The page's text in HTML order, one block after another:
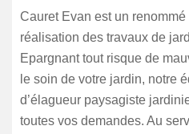
Cauret Evan est un renommé
réalisation des travaux de
Epargnant tout risque de
le soin de votre jardin, notre
d’élagueur paysagiste
toutes vos demandes. Au